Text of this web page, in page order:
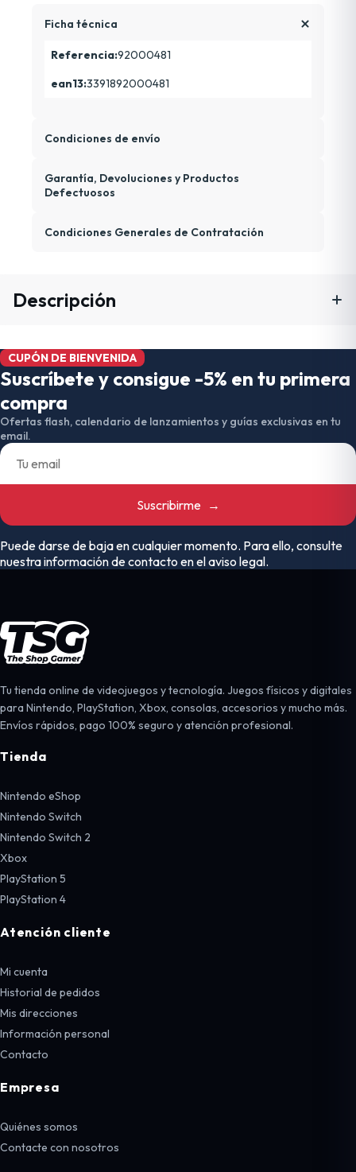
Ficha técnica
Referencia:92000481
ean13:3391892000481
Condiciones de envío
Garantía, Devoluciones y Productos
Defectuosos
Condiciones Generales de Contratación
Descripción
CUPÓN DE BIENVENIDA
Suscríbete y consigue -5% en tu primera
compra
Ofertas flash, calendario de lanzamientos y guías exclusivas en tu
email.
Suscribirme →
Puede darse de baja en cualquier momento. Para ello, consulte
nuestra información de contacto en el aviso legal.
Tu tienda online de videojuegos y tecnología. Juegos físicos y digitales
para Nintendo, PlayStation, Xbox, consolas, accesorios y mucho más.
Envíos rápidos, pago 100% seguro y atención profesional.
Tienda
Nintendo eShop
Nintendo Switch
Nintendo Switch 2
Xbox
PlayStation 5
PlayStation 4
Atención cliente
Mi cuenta
Historial de pedidos
Mis direcciones
Información personal
Contacto
Empresa
Quiénes somos
Contacte con nosotros